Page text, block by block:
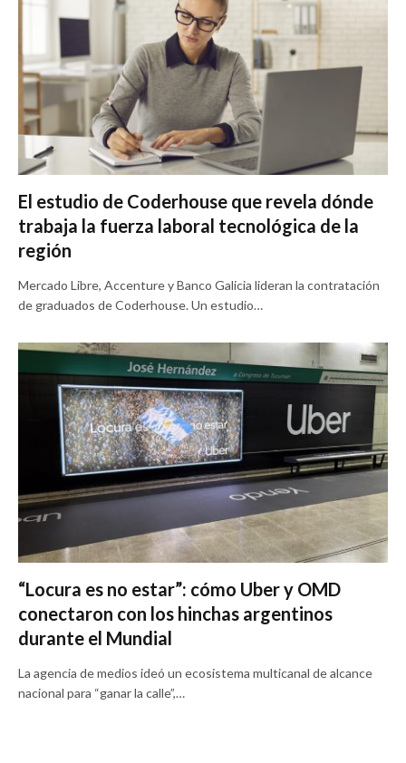
El estudio de Coderhouse que revela dónde
trabaja la fuerza laboral tecnológica de la
región
Mercado Libre, Accenture y Banco Galicia lideran la contratación
de graduados de Coderhouse. Un estudio…
“Locura es no estar”: cómo Uber y OMD
conectaron con los hinchas argentinos
durante el Mundial
La agencia de medios ideó un ecosistema multicanal de alcance
nacional para “ganar la calle”,…